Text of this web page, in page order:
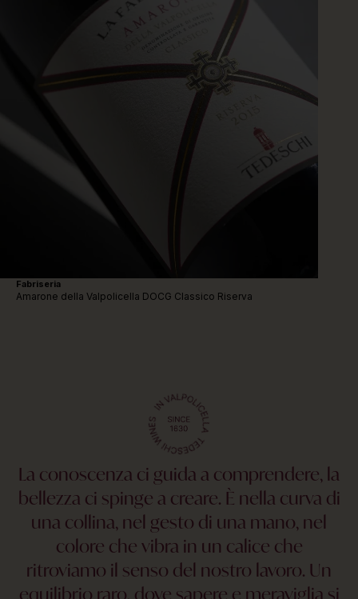
Fabriseria
Amarone della Valpolicella DOCG Classico Riserva
La conoscenza ci guida a comprendere, la
bellezza ci spinge a creare. È nella curva di
una collina, nel gesto di una mano, nel
colore che vibra in un calice che
ritroviamo il senso del nostro lavoro. Un